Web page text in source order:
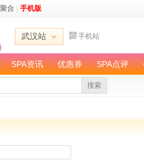
合 手机版
武汉站 手机站
SPA资讯 优惠券 SPA点评
搜索